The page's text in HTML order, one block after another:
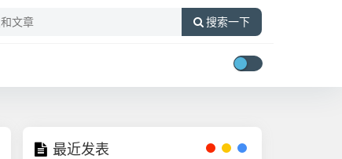
搜索一下
最近发表